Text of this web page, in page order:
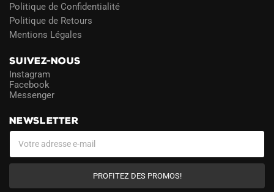
Politique de Confidentialité
Politique de Retours
Mentions Légales
SUIVEZ-NOUS
Instagram
Facebook
Messenger
NEWSLETTER
PROFITEZ DES PROMOS!